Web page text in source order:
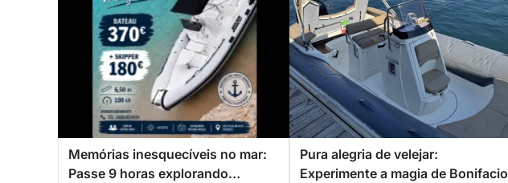
Memórias inesquecíveis no mar:
Passe 9 horas explorando
Pura alegria de velejar:
Experimente a magia de Bonifacio